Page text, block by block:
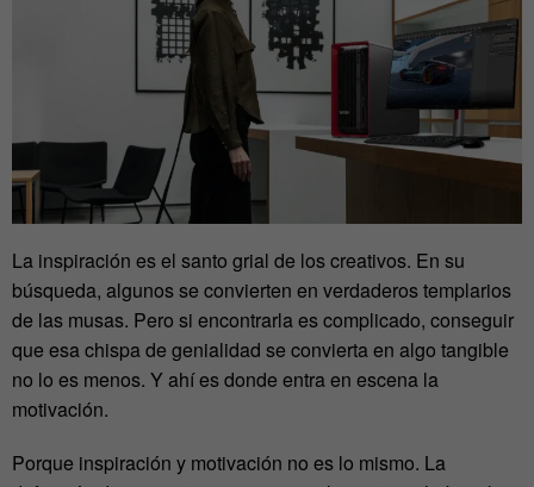
La inspiración es el santo grial de los creativos. En su
búsqueda, algunos se convierten en verdaderos templarios
de las musas. Pero si encontrarla es complicado, conseguir
que esa chispa de genialidad se convierta en algo tangible
no lo es menos. Y ahí es donde entra en escena la
motivación.
Porque inspiración y motivación no es lo mismo. La